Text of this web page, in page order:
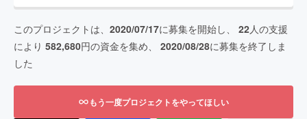
このプロジェクトは、 2020/07/17に募集を開始し、 22人の支援
により 582,680円の資金を集め、 2020/08/28に募集を終了しま
した
もう一度プロジェクトをやってほしい